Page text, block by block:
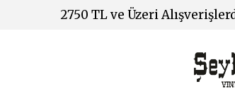
2750 TL ve Üzeri